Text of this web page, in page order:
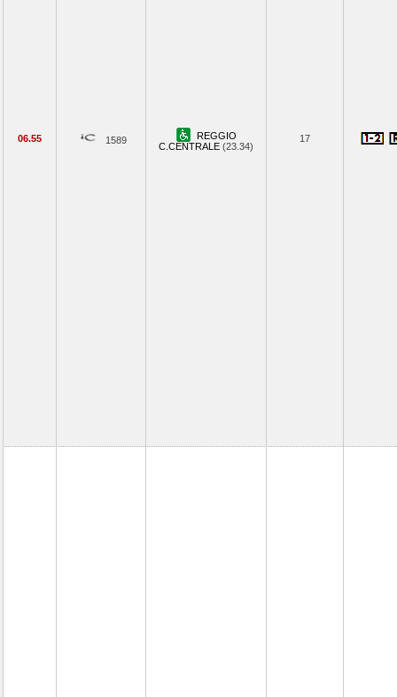
06.55 1589
REGGIO
C.CENTRALE (23.34)
17